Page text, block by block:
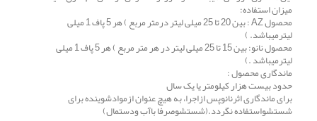
میزان استفاده:
محصول AZ : بین 20 تا 25 میلی لیتر درمتر مربع ) هر 5 پاف 1 میلی
لیترمیباشد. )
محصول نانو: بین 15 تا 25 میلی لیتر در هر متر مربع ) هر 5 پاف 1 میلی
لیترمیباشد .)
ماندگاری محصول :
حدود بیست هزار کیلومتر یا یک سال
برای ماندگاری اثرنانوپس ازاجرا، به هیچ عنوان ازموادشوینده برای
شستشواستفاده نگردد.(شستشوصرفا باآب ودستمال)